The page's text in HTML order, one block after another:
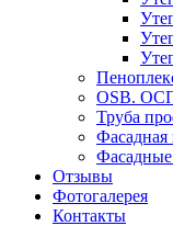
OSB.
Труба
Фасадная
Отзывы
Фотогалерея
Контакты